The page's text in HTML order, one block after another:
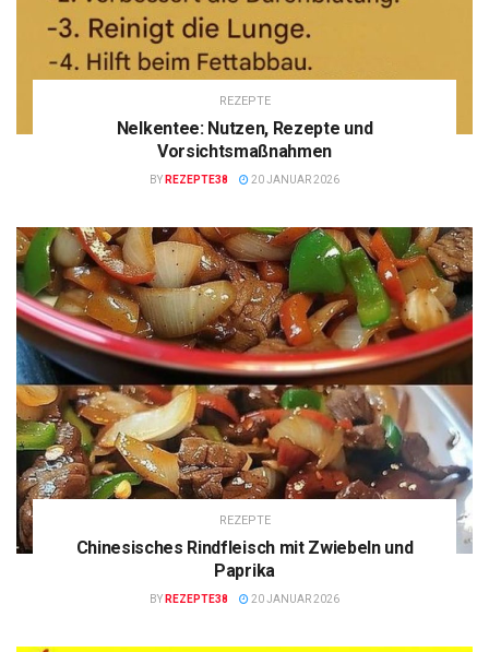
REZEPTE
Nelkentee: Nutzen, Rezepte und
Vorsichtsmaßnahmen
BY REZEPTE38 20 JANUAR 2026
REZEPTE
Chinesisches Rindfleisch mit Zwiebeln und
Paprika
BY REZEPTE38 20 JANUAR 2026